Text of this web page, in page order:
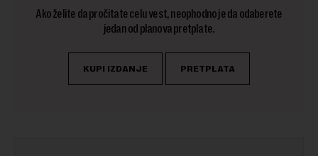
Ako želite da pročitate celu vest, neophodno je da odaberete
jedan od planova pretplate.
KUPI IZDANJE PRETPLATA